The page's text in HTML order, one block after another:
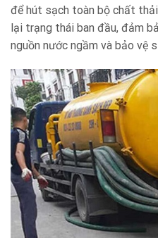
để hút sạch toàn bộ chất
lại trạng thái ban đầu, đảm
nguồn nước ngầm và bảo vệ